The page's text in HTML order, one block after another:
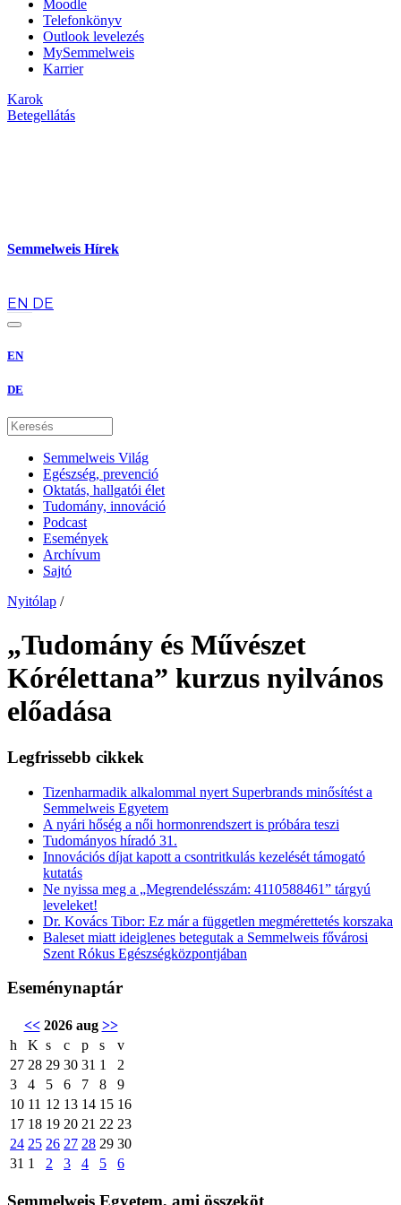
Moodle
Telefonkönyv
Outlook levelezés
MySemmelweis
Karrier
Karok
Betegellátás
Semmelweis Hírek
EN DE
EN
DE
Semmelweis Világ
Egészség, prevenció
Oktatás, hallgatói élet
Tudomány, innováció
Podcast
Események
Archívum
Sajtó
Nyitólap /
„Tudomány és Művészet
Kórélettana” kurzus nyilvános
előadása
Legfrissebb cikkek
Tizenharmadik alkalommal nyert Superbrands minősítést a
Semmelweis Egyetem
A nyári hőség a női hormonrendszert is próbára teszi
Tudományos híradó 31.
Innovációs díjat kapott a csontritkulás kezelését támogató
kutatás
Ne nyissa meg a „Megrendelésszám: 4110588461” tárgyú
leveleket!
Dr. Kovács Tibor: Ez már a független megmérettetés korszaka
Baleset miatt ideiglenes betegutak a Semmelweis fővárosi
Szent Rókus Egészségközpontjában
Eseménynaptár
<<2026 aug >>
h
K s c p s
v
27 28 29 30 31 1
2
3
4 5 6 7 8
9
10 11 12 13 14 15 16
17 18 19 20 21 22 23
24 25 26 27 28 29 30
31 1 2 3 4 5 6
Semmelweis Egyetem, ami összeköt